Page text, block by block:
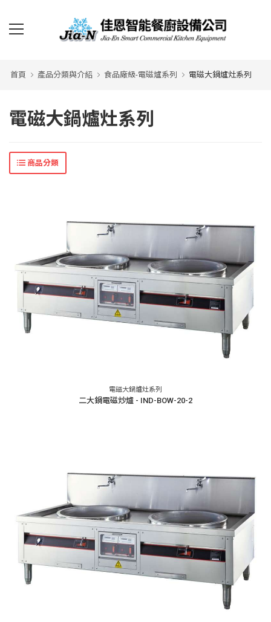
首頁 產品分類與介紹 食品廠級-電磁爐系列 電磁大鍋爐灶系列
電磁大鍋爐灶系列
商品分類
電磁大鍋爐灶系列
二大鍋電磁炒爐 - IND-BOW-20-2